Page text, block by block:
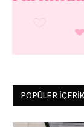
POPÜLER